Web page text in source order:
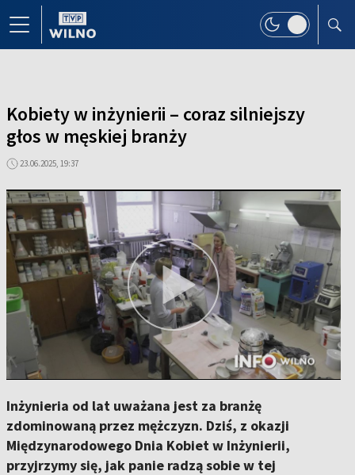
Kobiety w inżynierii – coraz silniejszy
głos w męskiej branży
23.06.2025, 19:37
Inżynieria od lat uważana jest za branżę
zdominowaną przez mężczyzn. Dziś, z okazji
Międzynarodowego Dnia Kobiet w Inżynierii,
przyjrzymy się, jak panie radzą sobie w tej